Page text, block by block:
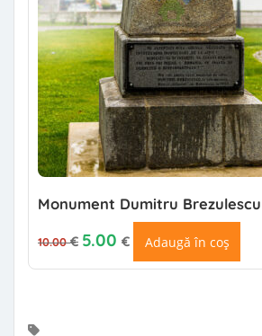
Monument Dumitru
10.00€
Prețul inițial a fost: 10.00 €.
5.00 € Adaugă în coș